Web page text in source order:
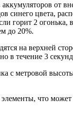
от
синего цвета,
горит 2
до 20%.
на верхней
в течение 3
с метровой
что может